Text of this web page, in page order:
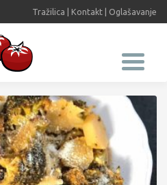
Tražilica Kontakt Oglašavanje